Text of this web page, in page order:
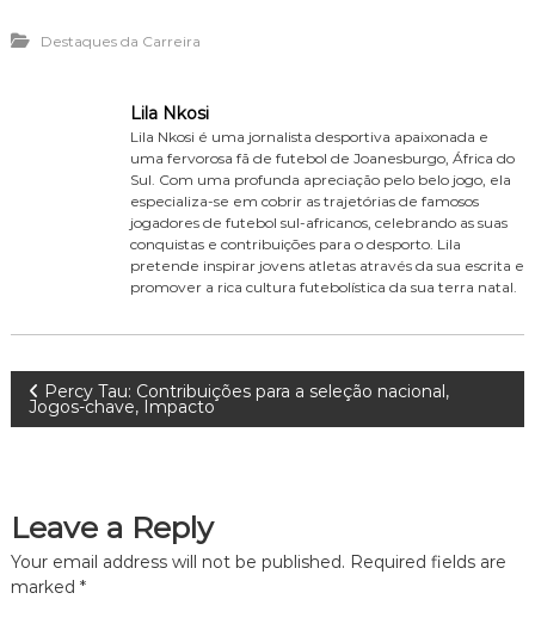
Destaques da Carreira
Lila Nkosi
Lila Nkosi é uma jornalista desportiva apaixonada e
uma fervorosa fã de futebol de Joanesburgo, África do
Sul. Com uma profunda apreciação pelo belo jogo, ela
especializa-se em cobrir as trajetórias de famosos
jogadores de futebol sul-africanos, celebrando as suas
conquistas e contribuições para o desporto. Lila
pretende inspirar jovens atletas através da sua escrita e
promover a rica cultura futebolística da sua terra natal.
P
t
Percy Tau: Contribuições para a seleção nacional,
Jogos-chave, Impacto
Leave a Reply
Your email address will not be published. Required fields are
marked *